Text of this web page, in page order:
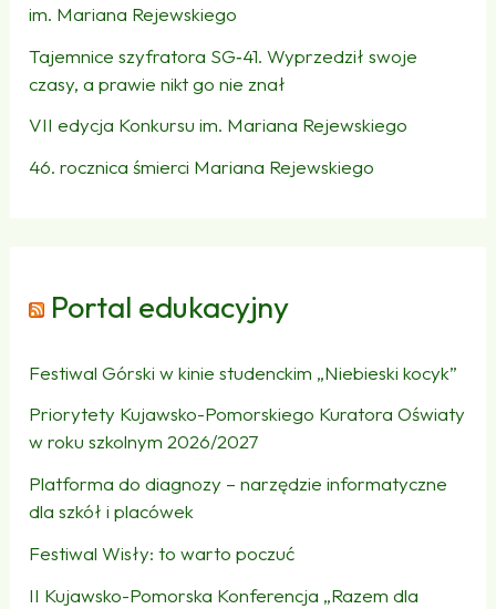
im. Mariana Rejewskiego
Tajemnice szyfratora SG‑41. Wyprzedził swoje
czasy, a prawie nikt go nie znał
VII edycja Konkursu im. Mariana Rejewskiego
46. rocznica śmierci Mariana Rejewskiego
Portal edukacyjny
Festiwal Górski w kinie studenckim „Niebieski kocyk”
Priorytety Kujawsko-Pomorskiego Kuratora Oświaty
w roku szkolnym 2026/2027
Platforma do diagnozy – narzędzie informatyczne
dla szkół i placówek
Festiwal Wisły: to warto poczuć
II Kujawsko-Pomorska Konferencja „Razem dla